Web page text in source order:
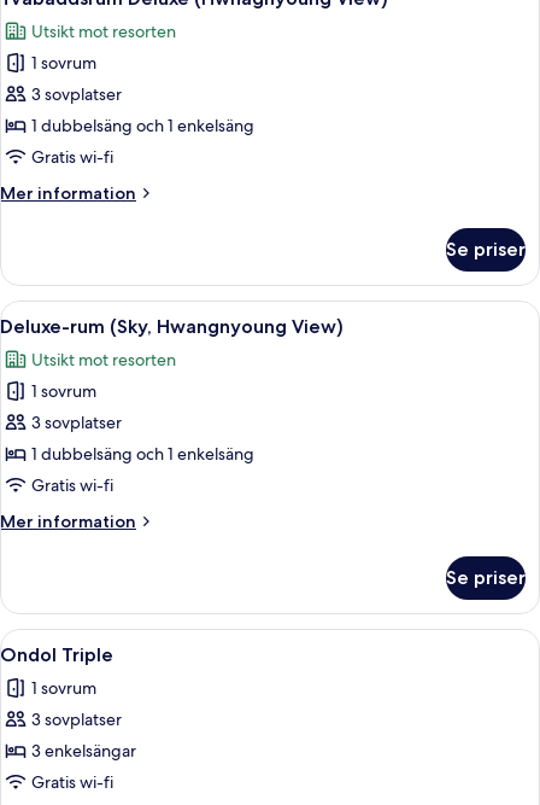
alla
foton
för
Tvåbäddsrum
Deluxe
(Hwnagnyoung
Utsikt mot resorten
1 sovrum
3 sovplatser
1 dubbelsäng och 1 enkelsäng
Gratis wi-fi
Mer information
Mer
Deluxe
(Hwnagnyoung
View)
Se priser
Öppna
alla
foton
för
Deluxe-
rum
(Sky,
View)
Ett hotellrum med två sängar, en
3
Deluxe-rum (Sky, Hwangnyoung View)
Utsikt mot resorten
1 sovrum
3 sovplatser
1 dubbelsäng och 1 enkelsäng
Gratis wi-fi
Mer information
Mer
rum
(Sky,
Hwangnyoung
Se priser
Öppna
alla
foton
för
Ondol
Triple
Ett hotellrum med två sängar, ett
1
Ondol Triple
1 sovrum
3 sovplatser
3 enkelsängar
Gratis wi-fi